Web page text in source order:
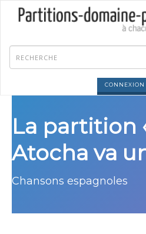
CONNEXION
La partition
Atocha va
Chansons espagnoles